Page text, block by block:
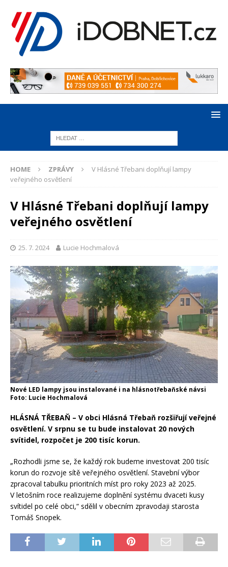
HOME ZPRÁVY
V Hlásné Třebani doplňují lampy
veřejného osvětlení
V Hlásné Třebani doplňují lampy
veřejného osvětlení
25. 7. 2024 Lucie Hochmalová
Nové LED lampy jsou instalované i na hlásnotřebaňské návsi
Foto: Lucie Hochmalová
HLÁSNÁ TŘEBAŇ – V obci Hlásná Třebaň rozšiřují veřejné
osvětlení. V srpnu se tu bude instalovat 20 nových
svítidel, rozpočet je 200 tisíc korun.
„Rozhodli jsme se, že každý rok budeme investovat 200 tisíc
korun do rozvoje sítě veřejného osvětlení. Stavební výbor
zpracoval tabulku prioritních míst pro roky 2023 až 2025.
V letošním roce realizujeme doplnění systému dvaceti kusy
svítidel po celé obci,“ sdělil v obecním zpravodaji starosta
Tomáš Snopek.